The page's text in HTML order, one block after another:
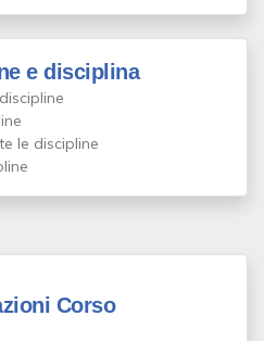
e disciplina
le discipline
Corso